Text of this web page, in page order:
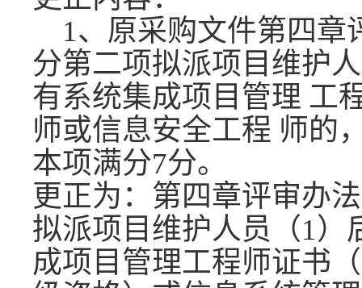
1、原采购文件第四章
分第二项拟派项目维护
有系统集成项目管理 工
师或信息安全工程 师的
本项满分7分。
更正为：第四章评审办
拟派项目维护人员（1）
成项目管理工程师证书